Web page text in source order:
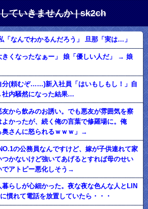
ていきませんか | sk2ch
なんでわかるんだろう」 旦那「実は…」
きくなったなぁー」 娘「優しい人だ」 → 娘
分(頼むぞ……)新入社員「はいもしもし！」自
内騒然になった結果…
から飲みのお誘い。でも悪友が雰囲気を察
かったが、続く俺の言葉で修羅場に。俺
奥さんに怒られるｗｗｗ」→
の公務員なんですけど、嫁が子供連れて家
かないけど強いてあげるとすれば母のせい
でアトピー悪化しそう→
らしが心細かった。夜な夜な色んな人とLIN
慣れて電話を放置していたら・・・